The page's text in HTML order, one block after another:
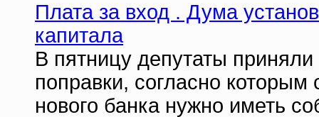
Плата за вход . Дума
капитала
В пятницу депутаты
поправки, согласно которым
нового банка нужно иметь